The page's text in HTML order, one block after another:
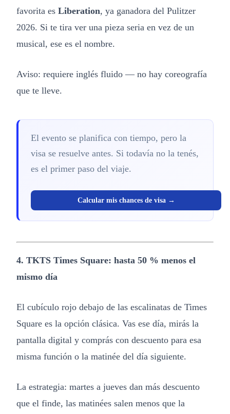
favorita es Liberation, ya ganadora del Pulitzer
2026. Si te tira ver una pieza seria en vez de un
musical, ese es el nombre.
Aviso: requiere inglés fluido — no hay coreografía
que te lleve.
El evento se planifica con tiempo, pero la
visa se resuelve antes. Si todavía no la tenés,
es el primer paso del viaje.
Calcular mis chances de visa →
4. TKTS Times Square: hasta 50 % menos el
mismo día
El cubículo rojo debajo de las escalinatas de Times
Square es la opción clásica. Vas ese día, mirás la
pantalla digital y comprás con descuento para esa
misma función o la matinée del día siguiente.
La estrategia: martes a jueves dan más descuento
que el finde, las matinées salen menos que la